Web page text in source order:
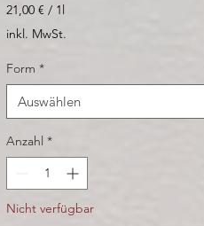
21,00 € / 1l
21,00 €
pro
Liter
inkl. MwSt.
Form *
Auswählen
Anzahl *
Nicht verfügbar